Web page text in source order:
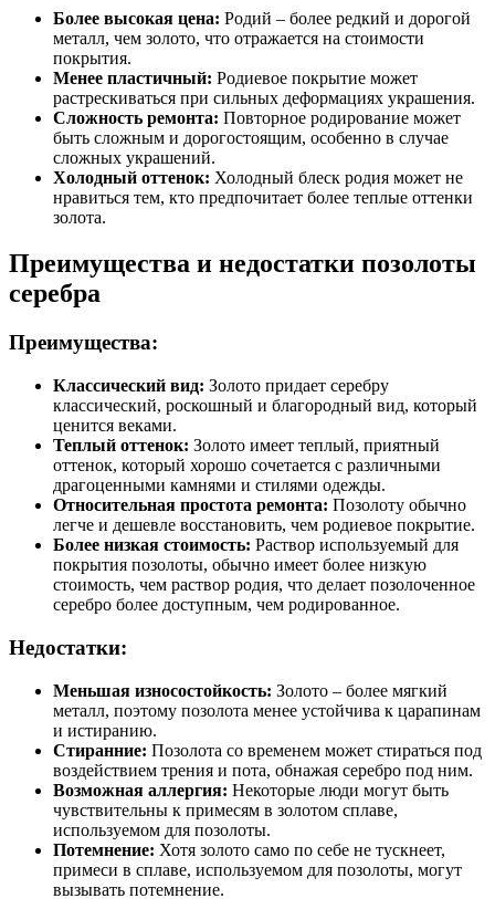
Более высокая цена: Родий – более редкий и дорогой
металл, чем золото, что отражается на стоимости
покрытия.
Менее пластичный: Родиевое покрытие может
растрескиваться при сильных деформациях украшения.
Сложность ремонта: Повторное родирование может
быть сложным и дорогостоящим, особенно в случае
сложных украшений.
Холодный оттенок: Холодный блеск родия может не
нравиться тем, кто предпочитает более теплые оттенки
золота.
Преимущества и недостатки позолоты
серебра
Преимущества:
Классический вид: Золото придает серебру
классический, роскошный и благородный вид, который
ценится веками.
Теплый оттенок: Золото имеет теплый, приятный
оттенок, который хорошо сочетается с различными
драгоценными камнями и стилями одежды.
Относительная простота ремонта: Позолоту обычно
легче и дешевле восстановить, чем родиевое покрытие.
Более низкая стоимость: Раствор используемый для
покрытия позолоты, обычно имеет более низкую
стоимость, чем раствор родия, что делает позолоченное
серебро более доступным, чем родированное.
Недостатки:
Меньшая износостойкость: Золото – более мягкий
металл, поэтому позолота менее устойчива к царапинам
и истиранию.
Стиранние: Позолота со временем может стираться под
воздействием трения и пота, обнажая серебро под ним.
Возможная аллергия: Некоторые люди могут быть
чувствительны к примесям в золотом сплаве,
используемом для позолоты.
Потемнение: Хотя золото само по себе не тускнеет,
примеси в сплаве, используемом для позолоты, могут
вызывать потемнение.